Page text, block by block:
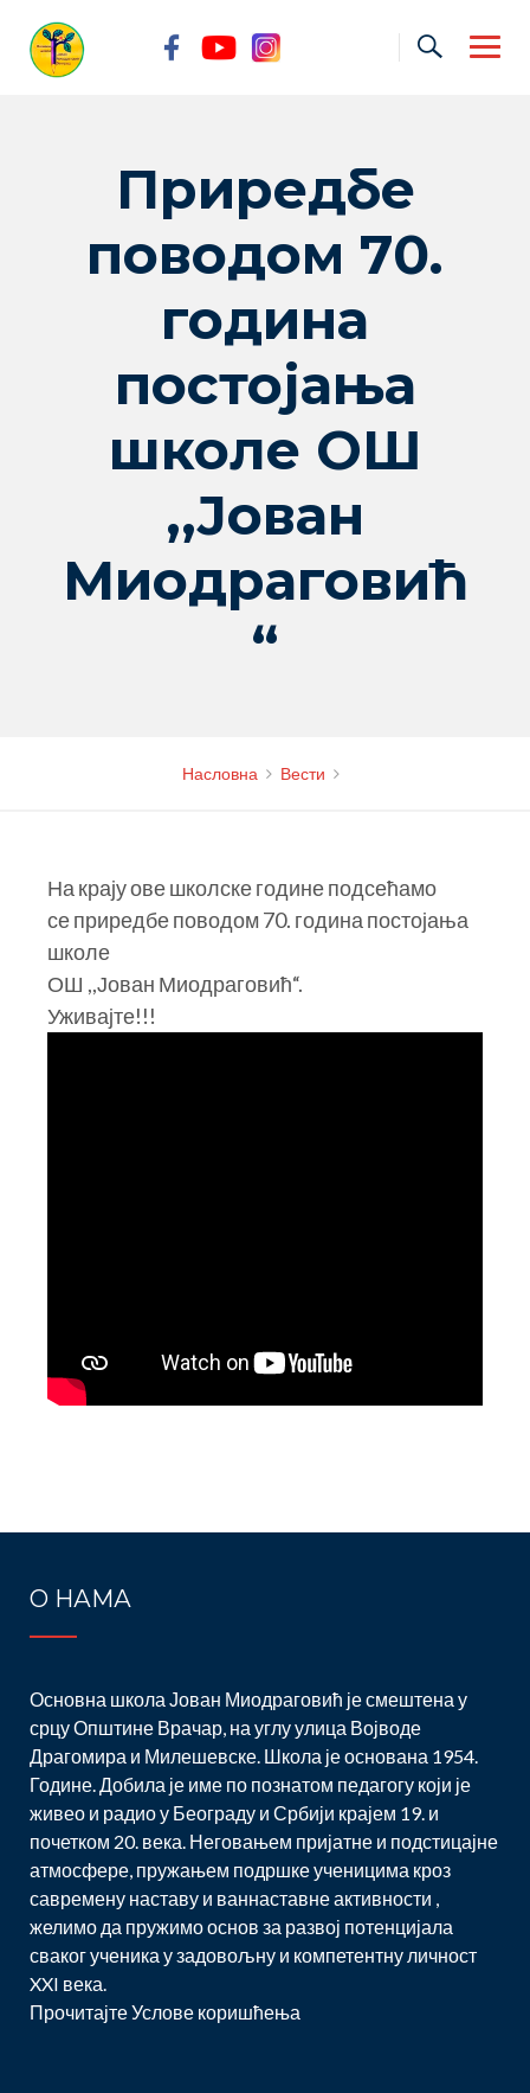
content
Приредбе
поводом 70.
година
постојања
школе ОШ
,,Јован
Миодраговић
“
Насловна Вести
На крају ове школске године подсећамо
сеприредбе поводом 70. година постојања
школе
ОШ ,,Јован Миодраговић“.
Уживајте!!!
О НАМА
Основна школа Јован Миодраговић је смештена у
срцу Општине Врачар, на углу улица Војводе
Драгомира и Милешевске. Школа је основана 1954.
Године. Добила је име по познатом педагогу који је
живео и радио у Београду и Србији крајем 19. и
почетком 20. века. Неговањем пријатне и подстицајне
атмосфере, пружањем подршке ученицима кроз
савремену наставу и ваннаставне активности ,
желимо да пружимо основ за развој потенцијала
сваког ученика у задовољну и компетентну личност
XXI века.
ПрочитајтеУслове коришћења